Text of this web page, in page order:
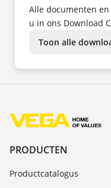
PL
PT
SV
TR
ZH
Alle documenten
u in ons Download
Toon alle
PRODUCTEN
Productcatalogus